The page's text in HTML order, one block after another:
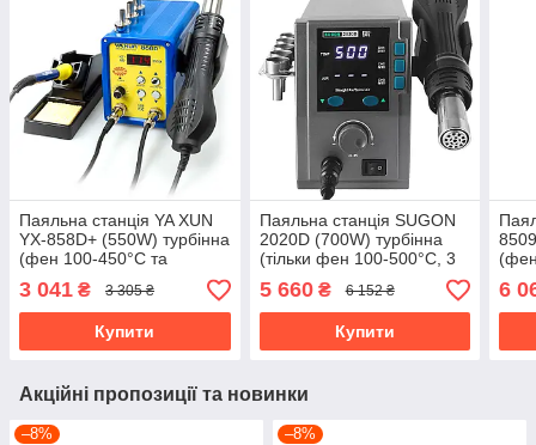
Паяльна станція YA XUN
YX-858D+ (550W) турбінна
(фен 100-450°C та
паяльник 200-480°C)
3 041 ₴ 3 305 ₴
Купити
Паяльна станція SUGON
2020D (700W) турбінна
(тільки фен 100-500°С, 3
канали пам'яті)
5 660₴ 6 152 ₴
Купити
5V 2
6
Акційні пропозиції та новинки
–8% –8%